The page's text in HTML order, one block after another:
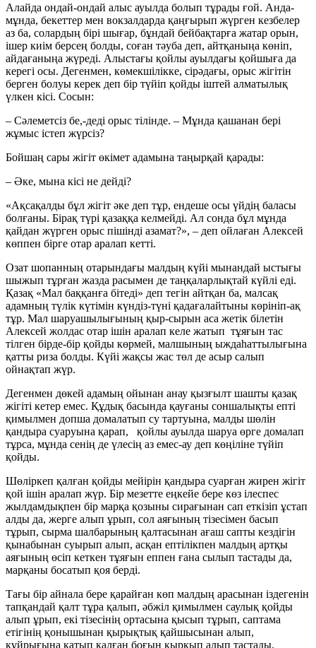
Алайда ондай-ондай алыс ауылда болып тұрады ғой. Анда-
мұнда, бекеттер мен вокзалдарда қаңғырып жүрген кезбелер
аз ба, солардың бірі шығар, бұндай бейбақтарға жатар орын,
ішер киім берсең болды, соған тәуба деп, айтқаныңа көніп,
айдағаныңа жүреді. Алыстағы қойлы ауылдағы қойшыға да
керегі осы. Дегенмен, көмекшілікке, сірәдағы, орыс жігітін
берген болуы керек деп бір түйіп қойды іштей алматылық
үлкен кісі. Сосын:
– Сәлеметсіз бе,-деді орыс тілінде. – Мұнда қашанан бері
жұмыс істеп жүрсіз?
Бойшаң сары жігіт өкімет адамына таңырқай қарады:
– Әке, мына кісі не дейді?
«Ақсақалды бұл жігіт әке деп тұр, ендеше осы үйдің баласы
болғаны. Бірақ түрі қазаққа келмейді. Ал сонда бұл мұнда
қайдан жүрген орыс пішінді азамат?», – деп ойлаған Алексей
көппен бірге отар аралап кетті.
Озат шопанның отарындағы малдың күйі мынандай ыстығы
шыжып тұрған жазда расымен де таңқаларлықтай күйлі еді.
Қазақ «Мал баққанға бітеді» деп тегін айтқан ба, малсақ
адамның түлік күтімін күндіз-түні қадағалайтыны көрініп-ақ
тұр. Мал шаруашылығының қыр-сырын аса жетік білетін
Алексей жолдас отар ішін аралап келе жатып тұяғын тас
тілген бірде-бір қойды көрмей, малшының ыждаһаттылығына
қатты риза болды. Күйі жақсы жас төл де асыр салып
ойнақтап жүр.
Дегенмен дөкей адамың ойынан анау қызғылт шашты қазақ
жігіті кетер емес. Құдық басында қауғаны соншалықты епті
қимылмен допша домалатып су тартуына, малды шөлін
қандыра суаруына қарап, қойлы ауылда шаруа өрге домалап
тұрса, мұнда сенің де үлесің аз емес-ау деп көңіліне түйіп
қойды.
Шөліркеп қалған қойды мейірін қандыра суарған жирен жігіт
қой ішін аралап жүр. Бір мезетте еңкейе бере көз ілеспес
жылдамдықпен бір марқа қозыны сирағынан сап еткізіп ұстап
алды да, жерге алып ұрып, сол аяғының тізесімен басып
тұрып, сырма шалбарының қалтасынан ағаш сапты кездігін
қынабынан суырып алып, асқан ептілікпен малдың артқы
аяғының өсіп кеткен тұяғын еппен ғана сылып тастады да,
марқаны босатып қоя берді.
Тағы бір айнала бере қарайған көп малдың арасынан іздегенін
тапқандай қалт тұра қалып, әбжіл қимылмен саулық қойды
алып ұрып, екі тізесінің ортасына қысып тұрып, саптама
етігінің қонышынан қырықтық қайшысынан алып,
құйрығына қатып қалған боғын қырқып алып тастады.